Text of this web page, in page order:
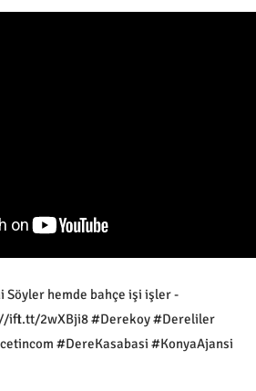
Söyler hemde bahçe işi işler -
ift.tt/2wXBji8 #Derekoy #Dereliler
#DereKasabasi #KonyaAjansi